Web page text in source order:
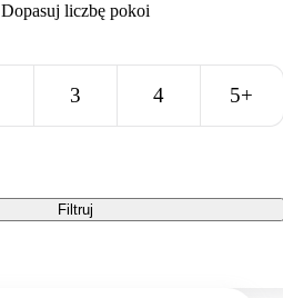
Dopasuj liczbę pokoi
3 4 5+
Filtruj